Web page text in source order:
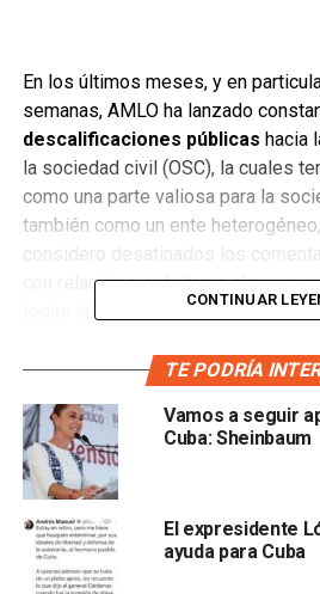
En los últimos meses, y en
semanas, AMLO ha lanzado
descalificaciones públicas hacia
la sociedad civil (OSC), la cuales
como una parte valiosa para la
también como un ente
considero desatinados los
con relación a este tema al poner
todas las organizaciones
Vamos por partes, ¿qué es la
definir como la asociación de
calidad de ciudadanos y de manera
incidir en la toma de decisiones del
consideran a todo individuo que se
estructuras gubernamentales. Y
tales como su autogeneración
CONTINUAR
TE PODRÍA
Vamos a seguir
Cuba: Sheinbaum
El expresidente
ayuda para Cuba